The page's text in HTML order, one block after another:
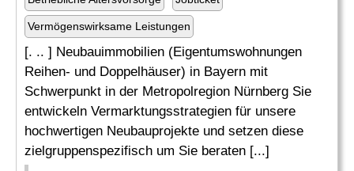
Vermögenswirksame Leistungen
[. .. ] Neubauimmobilien (Eigentumswohnungen
Reihen- und Doppelhäuser) in Bayern mit
Schwerpunkt in der Metropolregion Nürnberg Sie
entwickeln Vermarktungsstrategien für unsere
hochwertigen Neubauprojekte und setzen diese
zielgruppenspezifisch um Sie beraten [...]